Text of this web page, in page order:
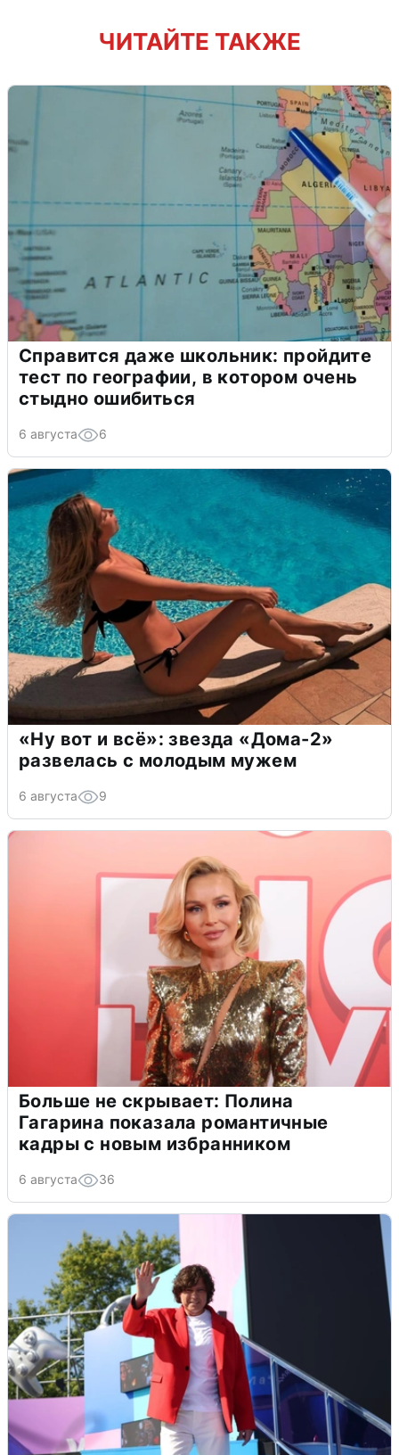
ЧИТАЙТЕ ТАКЖЕ
Справится даже школьник: пройдите
тест по географии, в котором очень
стыдно ошибиться
6 августа 6
«Ну вот и всё»: звезда «Дома-2»
развелась с молодым мужем
6 августа 9
Больше не скрывает: Полина
Гагарина показала романтичные
кадры с новым избранником
6 августа 36